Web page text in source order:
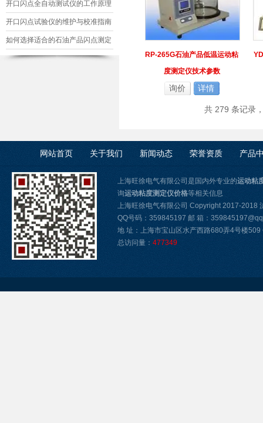
及其应用
开口闪点全自动测试仪的工作原理
及应用
开口闪点试验仪的维护与校准指南
如何选择适合的石油产品闪点测定
仪
RP-265G石油产品低温运动粘
度测定仪技术参数
询价 详情
共 279 条记录
网站首页 关于我们 新闻动态 荣誉资质 产品
上海旺徐电气有限公司是国内外专业的运动粘
询运动粘度测定仪价格等相关信息
上海旺徐电气有限公司 Copyright 2017-2018
QQ号码：359845197 邮 箱：
地 址：上海市宝山区水产西路680弄4号楼
总访问量： 477349